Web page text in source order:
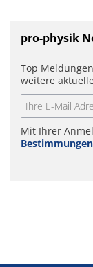
pro-physik
Top
weitere
Mit Ihrer
Bestimmungen